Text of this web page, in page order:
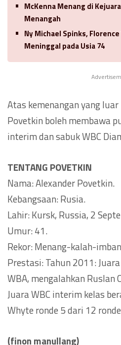
McKenna Menang di
Menangah
Ny Michael Spinks,
Meninggal pada Usia 74
Atas kemenangan yang
Povetkin boleh membawa
interim dan sabuk WBC
TENTANG POVETKIN
Nama: Alexander Povetkin.
Kebangsaan: Rusia.
Lahir: Kursk, Russia, 2
Umur: 41.
Rekor: Menang-kalah-
Prestasi: Tahun 2011:
WBA, mengalahkan Ruslan
Juara WBC interim kelas
Whyte ronde 5 dari 12
(finon manullang)